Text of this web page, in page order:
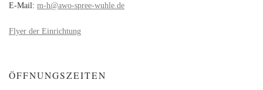
E-Mail: m-h@awo-spree-wuhle.de
Flyer der Einrichtung
ÖFFNUNGSZEITEN